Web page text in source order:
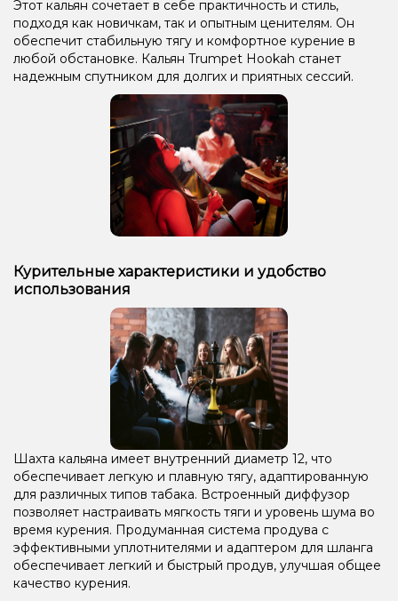
Этот кальян сочетает в себе практичность и стиль,
подходя как новичкам, так и опытным ценителям. Он
обеспечит стабильную тягу и комфортное курение в
любой обстановке. Кальян Trumpet Hookah станет
надежным спутником для долгих и приятных сессий.
Курительные характеристики и удобство
использования
Шахта кальяна имеет внутренний диаметр 12, что
обеспечивает легкую и плавную тягу, адаптированную
для различных типов табака. Встроенный диффузор
позволяет настраивать мягкость тяги и уровень шума во
время курения. Продуманная система продува с
эффективными уплотнителями и адаптером для шланга
обеспечивает легкий и быстрый продув, улучшая общее
качество курения.